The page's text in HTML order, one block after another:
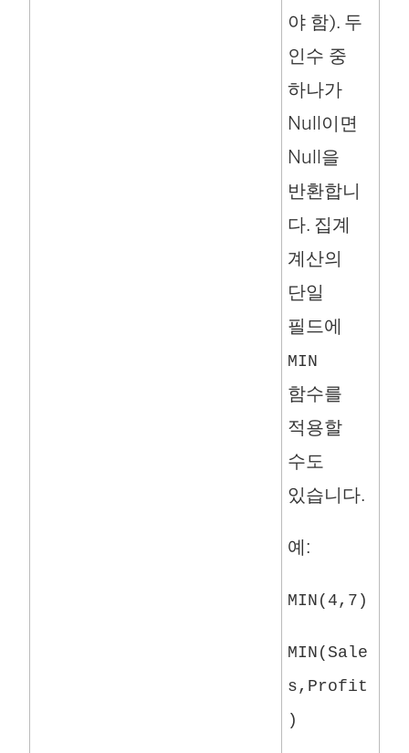
야 함). 두
인수 중
하나가
Null이면
Null을
반환합니
다. 집계
계산의
단일
필드에
MIN
함수를
적용할
수도
있습니다.
예:
MIN(4,7)
MIN(Sale
s,Profit
)